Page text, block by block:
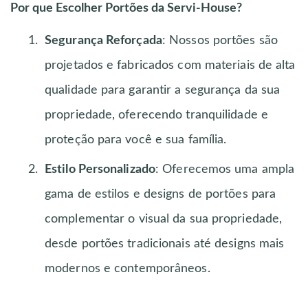
Por que Escolher Portões da Servi-House?
Segurança Reforçada: Nossos portões são
projetados e fabricados com materiais de alta
qualidade para garantir a segurança da sua
propriedade, oferecendo tranquilidade e
proteção para você e sua família.
Estilo Personalizado: Oferecemos uma ampla
gama de estilos e designs de portões para
complementar o visual da sua propriedade,
desde portões tradicionais até designs mais
modernos e contemporâneos.